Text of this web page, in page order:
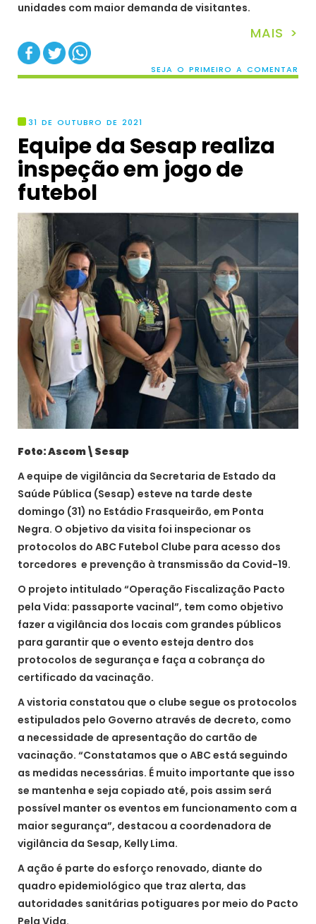
unidades com maior demanda de visitantes.
MAIS >
SEJA O PRIMEIRO A COMENTAR
31 DE OUTUBRO DE 2021
Equipe da Sesap realiza
inspeção em jogo de
futebol
Foto: Ascom\Sesap
A equipe de vigilância da Secretaria de Estado da
Saúde Pública (Sesap) esteve na tarde deste
domingo (31) no Estádio Frasqueirão, em Ponta
Negra. O objetivo da visita foi inspecionar os
protocolos do ABC Futebol Clube para acesso dos
torcedores e prevenção à transmissão da Covid-19.
O projeto intitulado “Operação Fiscalização Pacto
pela Vida: passaporte vacinal”, tem como objetivo
fazer a vigilância dos locais com grandes públicos
para garantir que o evento esteja dentro dos
protocolos de segurança e faça a cobrança do
certificado da vacinação.
A vistoria constatou que o clube segue os protocolos
estipulados pelo Governo através de decreto, como
a necessidade de apresentação do cartão de
vacinação. “Constatamos que o ABC está seguindo
as medidas necessárias. É muito importante que isso
se mantenha e seja copiado até, pois assim será
possível manter os eventos em funcionamento com a
maior segurança”, destacou a coordenadora de
vigilância da Sesap, Kelly Lima.
A ação é parte do esforço renovado, diante do
quadro epidemiológico que traz alerta, das
autoridades sanitárias potiguares por meio do Pacto